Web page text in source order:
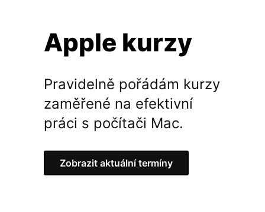
Apple kurzy
Pravidelně pořádám kurzy
zaměřené na efektivní
práci s počítači Mac.
Zobrazit aktuální termíny